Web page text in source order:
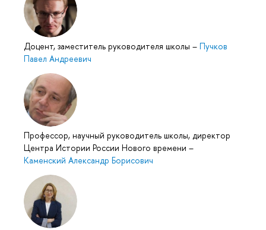
Доцент, заместитель руководителя школы – Пучков
Павел Андреевич
Профессор, научный руководитель школы, директор
Центра Истории России Нового времени –
Каменский Александр Борисович